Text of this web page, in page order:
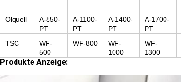
Ölquell
A-850-
PT
A-1100-
PT
A-1400-
PT
A-1700-
PT
TSC
WF-
500
WF-800
WF-
1000
WF-
1300
Produkte Anzeige: